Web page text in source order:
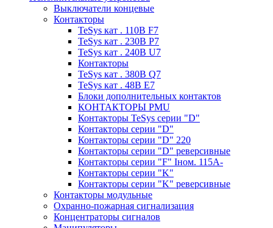
Выключатели концевые
Контакторы
TeSys кат . 110В F7
TeSys кат . 230В P7
TeSys кат . 240В U7
Контакторы
TeSys кат . 380В Q7
TeSys кат . 48В E7
Блоки дополнительных контактов
КОНТАКТОРЫ PMU
Контакторы TeSys серии "D"
Контакторы серии "D"
Контакторы серии "D" 220
Контакторы серии "D" реверсивные
Контакторы серии "F" Iном. 115А-
Контакторы серии "K"
Контакторы серии "K" реверсивные
Контакторы модульные
Охранно-пожарная сигнализация
Концентраторы сигналов